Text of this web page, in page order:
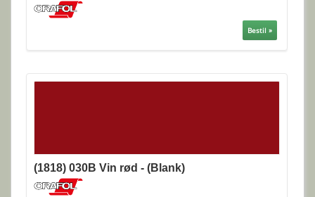
Bestil »
(1818) 030B Vin rød - (Blank)